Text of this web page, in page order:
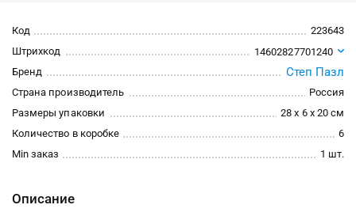
Код
223643
Штрихкод
14602827701240
Бренд
Степ Пазл
Страна производитель
Россия
Размеры упаковки
28 x 6 x 20 см
Количество в коробке
6
Min заказ
1 шт.
Описание